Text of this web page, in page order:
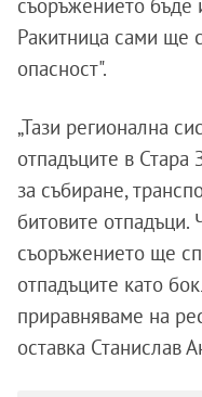
Ракитница сами ще
опасност".
„Тази регионална
отпадъците в Стара
за събиране,
битовите отпадъци.
съоръжението ще
отпадъците като
приравняваме на
оставка Станислав